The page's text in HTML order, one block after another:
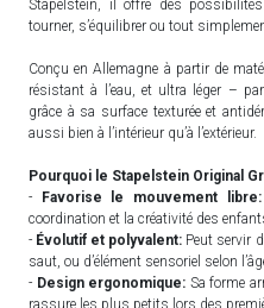
Stapelstein, il offre des
tourner, s’équilibrer ou tout
Conçu en Allemagne à partir de
résistant à l’eau, et ultra léger –
grâce à sa surface texturée et
aussi bien à l’intérieur qu’à l’extérieur.
Pourquoi le Stapelstein Original
- Favorise le mouvement libre:
coordination et la créativité des
- Évolutif et polyvalent: Peut servir
saut, ou d’élément sensoriel selon
- Design ergonomique: Sa forme
rassure les plus petits lors des